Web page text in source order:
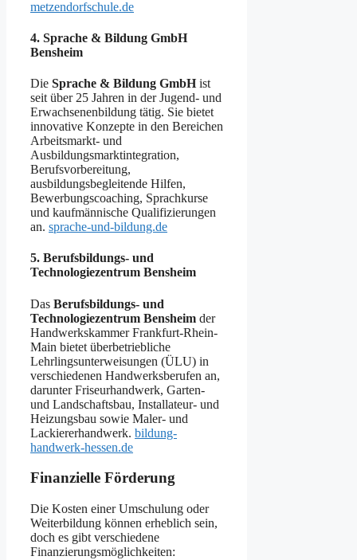
metzendorfschule.de
4. Sprache & Bildung GmbH
Bensheim
Die Sprache & Bildung GmbHist
seit über 25 Jahren in der Jugend- und
Erwachsenenbildung tätig. Sie bietet
innovative Konzepte in den Bereichen
Arbeitsmarkt- und
Ausbildungsmarktintegration,
Berufsvorbereitung,
ausbildungsbegleitende Hilfen,
Bewerbungscoaching, Sprachkurse
und kaufmännische Qualifizierungen
an. ​ sprache-und-bildung.de
5. Berufsbildungs- und
Technologiezentrum Bensheim
Das Berufsbildungs- und
Technologiezentrum Bensheim der
Handwerkskammer Frankfurt-Rhein-
Main bietet überbetriebliche
Lehrlingsunterweisungen (ÜLU) in
verschiedenen Handwerksberufen an,
darunter Friseurhandwerk, Garten-
und Landschaftsbau, Installateur- und
Heizungsbau sowie Maler- und
Lackiererhandwerk. ​ bildung-
handwerk-hessen.de
Finanzielle Förderung
Die Kosten einer Umschulung oder
Weiterbildung können erheblich sein,
doch es gibt verschiedene
Finanzierungsmöglichkeiten:​